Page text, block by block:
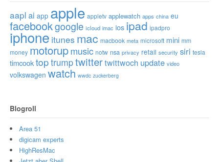
aapl ai app apple appletv applewatch apps china eu
facebookgoogle icloud imac ios ipad ipadpro
iphone itunes mac macbook meta microsoft mini mm
money motorupmusic notw nsa privacy retail security siri tesla
timcooktop trumptwittertwittwoch update video
volkswagen watch wwdc zuckerberg
Blogroll
Area 51
digicam experts
HighResMac